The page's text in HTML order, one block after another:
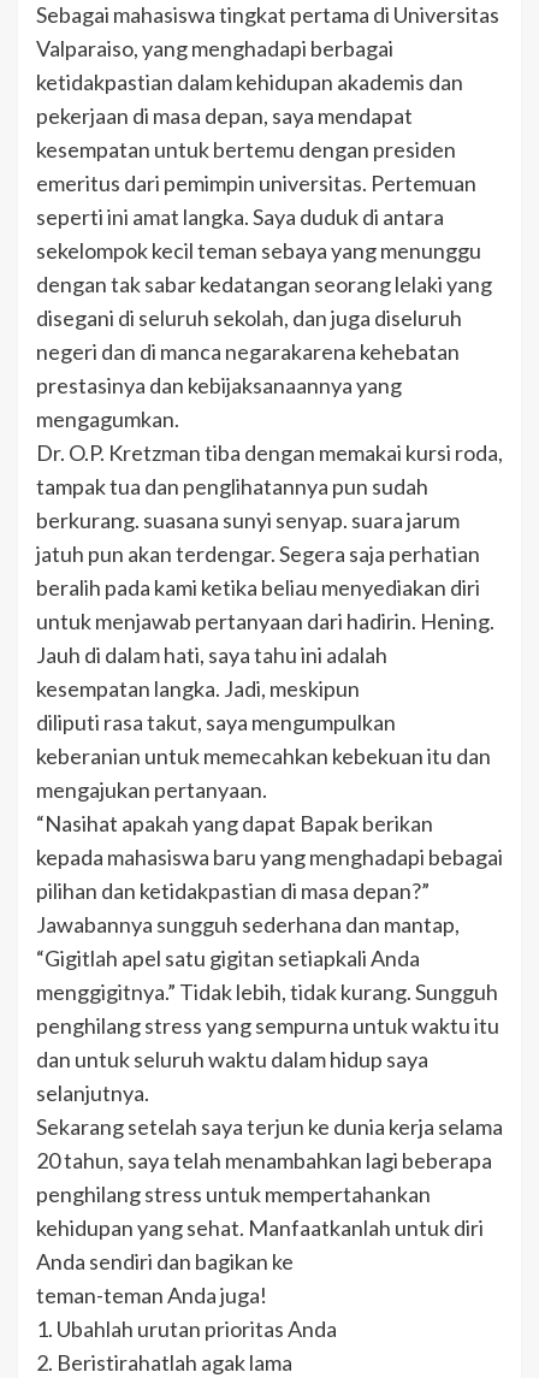
Sebagai mahasiswa tingkat pertama di Universitas
Valparaiso, yang menghadapi berbagai
ketidakpastian dalam kehidupan akademis dan
pekerjaan di masa depan, saya mendapat
kesempatan untuk bertemu dengan presiden
emeritus dari pemimpin universitas. Pertemuan
seperti ini amat langka.Saya duduk di antara
sekelompok kecil teman sebaya yang menunggu
dengan tak sabar kedatangan seorang lelaki yang
disegani di seluruh sekolah, dan juga diseluruh
negeri dan di manca negarakarena kehebatan
prestasinya dan kebijaksanaannya yang
mengagumkan.
Dr. O.P. Kretzman tiba dengan memakai kursi roda,
tampak tua dan penglihatannya pun sudah
berkurang. suasana sunyi senyap. suara jarum
jatuh pun akan terdengar. Segera saja perhatian
beralih pada kami ketika beliau menyediakan diri
untuk menjawab pertanyaan dari hadirin. Hening.
Jauh di dalam hati, saya tahu ini adalah
kesempatan langka. Jadi, meskipun
diliputi rasa takut, saya mengumpulkan
keberanian untuk memecahkan kebekuan itu dan
mengajukan pertanyaan.
“Nasihat apakah yang dapat Bapak berikan
kepada mahasiswa baru yang menghadapi bebagai
pilihan dan ketidakpastian di masa depan?”
Jawabannya sungguh sederhana dan mantap,
“Gigitlah apel satu gigitan setiapkali Anda
menggigitnya.” Tidak lebih, tidak kurang. Sungguh
penghilang stress yang sempurna untuk waktu itu
dan untuk seluruh waktu dalam hidup saya
selanjutnya.
Sekarang setelah saya terjun ke dunia kerja selama
20 tahun, saya telah menambahkan lagi beberapa
penghilang stress untuk mempertahankan
kehidupan yang sehat. Manfaatkanlah untuk diri
Anda sendiri dan bagikan ke
teman-teman Anda juga!
1. Ubahlah urutan prioritas Anda
2. Beristirahatlah agak lama